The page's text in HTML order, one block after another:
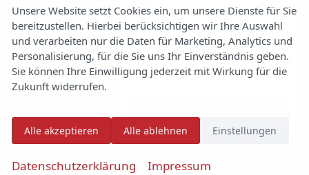
ich interessiere mich für das oben
genannte Fahrzeug und freue mich
über Eure Kontaktaufnahme.
Viele Grüße
die offiziellen spezifischen CO
-Emissionen und
den offiziellen Stromverbrauch neuer PKW'
entnommen werden, der an allen Verkaufsstellen
und bei der 'Deutschen Automobil Treuhand
GmbH' unentgeltlich erhältlich ist unter
www.dat.de.
© 2026Autoflex 24 GmbH
Unsere Website setzt Cookies ein, um unsere Dienste für Sie
bereitzustellen. Hierbei berücksichtigen wir Ihre Auswahl
und verarbeiten nur die Daten für Marketing, Analytics und
Personalisierung, für die Sie uns Ihr Einverständnis geben.
Sie können Ihre Einwilligung jederzeit mit Wirkung für die
Zukunft widerrufen.
Alle akzeptieren Alle ablehnen Einstellungen
Datenschutzerklärung Impressum